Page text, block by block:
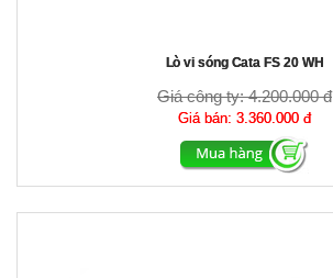
Lò vi sóng Cata FS 20 WH
Giá công ty:4.200.000 đ
Giá bán: 3.360.000 đ